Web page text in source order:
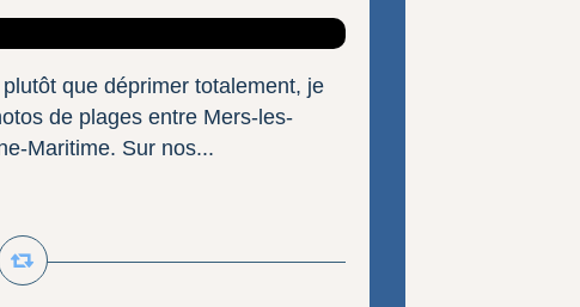
que déprimer totalement, je
de plages entre Mers-les-
Maritime. Sur nos...